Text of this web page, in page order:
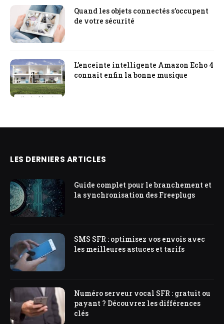
Quand les objets connectés s’occupent
de votre sécurité
L’enceinte intelligente Amazon Echo 4
connait enfin la bonne musique
LES DERNIERS ARTICLES
Guide complet pour le branchement et
la synchronisation des Freeplugs
SMS SFR : optimisez vos envois avec
les meilleures astuces et tarifs
Numéro serveur vocal SFR : gratuit ou
payant ? Découvrez les différences
clés